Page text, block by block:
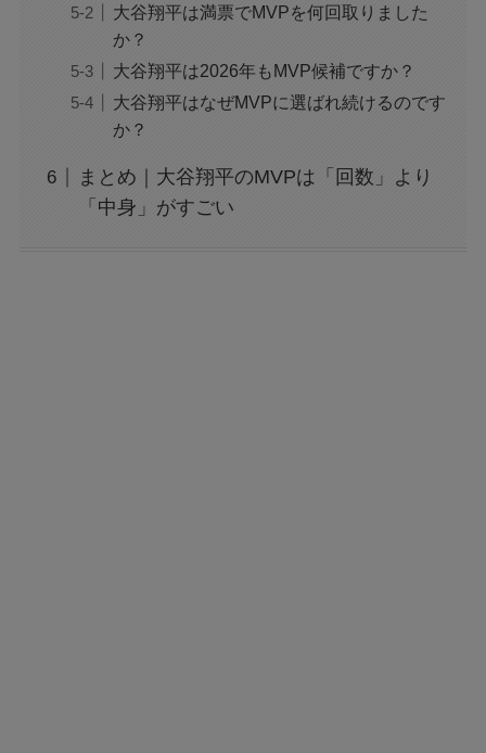
大谷翔平は満票でMVPを何回取りました
か？
大谷翔平は2026年もMVP候補ですか？
大谷翔平はなぜMVPに選ばれ続けるのです
か？
まとめ｜大谷翔平のMVPは「回数」より
「中身」がすごい